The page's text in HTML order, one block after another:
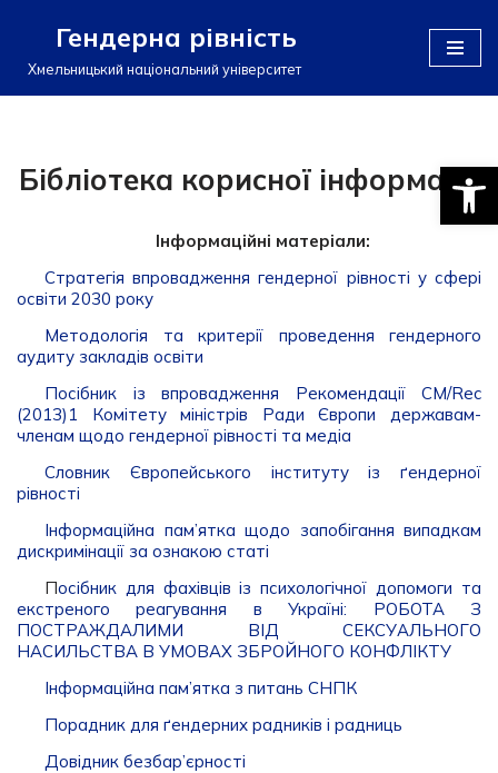
Перейти
Гендерна рівність
Хмельницький національний університет
Бібліотека корисної інформації
Інформаційні матеріали:
Стратегія впровадження гендерної рівності у сфері
освіти 2030 року
Методологія та критерії проведення гендерного
аудиту закладів освіти
Посібник із впровадження Рекомендації CM/Rec
(2013)1 Комітету міністрів Ради Європи державам-
членам щодо гендерної рівності та медіа
Словник Європейського інституту із ґендерної
рівності
Інформаційна пам’ятка щодо запобігання випадкам
дискримінації за ознакою статі
Посібник для фахівців із психологічної допомоги та
екстреного реагування в Україні: РОБОТА З
ПОСТРАЖДАЛИМИ ВІД СЕКСУАЛЬНОГО
НАСИЛЬСТВА В УМОВАХ ЗБРОЙНОГО КОНФЛІКТУ
Інформаційна пам’ятка з питань СНПК
Порадник для ґендерних радників і радниць
Довідник безбар’єрності